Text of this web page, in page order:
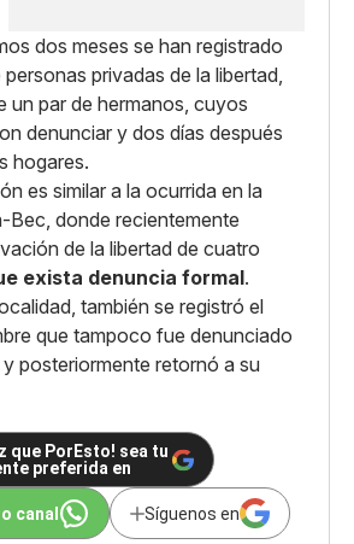
dos meses se han registrado
privadas de la libertad,
un par de hermanos, cuyos
denunciar y dos días después
hogares.
es similar a la ocurrida en la
Bec, donde recientemente
de la libertad de cuatro
exista denuncia formal.
también se registró el
que tampoco fue denunciado
posteriormente retornó a su
que PorEsto! sea tu
preferida en
canal Síguenos en